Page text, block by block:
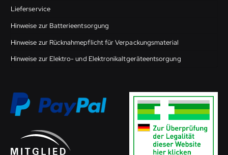
Lieferservice
Hinweise zur Batterieentsorgung
Hinweise zur Rücknahmepflicht für Verpackungsmaterial
Hinweise zur Elektro- und Elektronikaltgeräteentsorgung